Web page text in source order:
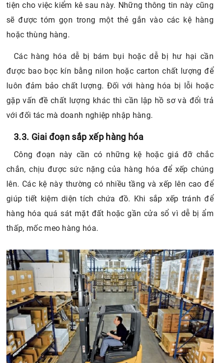
tiện cho việc kiểm kê sau này. Những thông tin này cũng
sẽ được tóm gọn trong một thẻ gắn vào các kệ hàng
hoặc thùng hàng.
Các hàng hóa dễ bị bám bụi hoặc dễ bị hư hại cần
được bao bọc kín bằng nilon hoặc carton chất lượng để
luôn đảm bảo chất lượng. Đối với hàng hóa bị lỗi hoặc
gặp vấn đề chất lượng khác thì cần lập hồ sơ và đổi trả
với đối tác mà doanh nghiệp nhập hàng.
3.3. Giai đoạn sắp xếp hàng hóa
Công đoạn này cần có những kệ hoặc giá đỡ chắc
chắn, chịu được sức nặng của hàng hóa để xếp chúng
lên. Các kệ này thường có nhiều tầng và xếp lên cao để
giúp tiết kiệm diện tích chứa đồ. Khi sắp xếp tránh để
hàng hóa quá sát mặt đất hoặc gần cửa sổ vì dễ bị ẩm
thấp, mốc meo hàng hóa.